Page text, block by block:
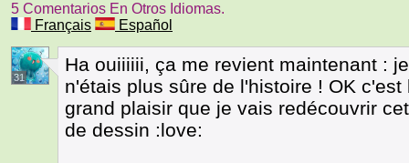
5 Comentarios En Otros Idiomas.
Français
Español
31
Ha ouiiiiii, ça me revient maintenant :
n'étais plus sûre de l'histoire ! OK
grand plaisir que je vais redécouvrir
de dessin :love: